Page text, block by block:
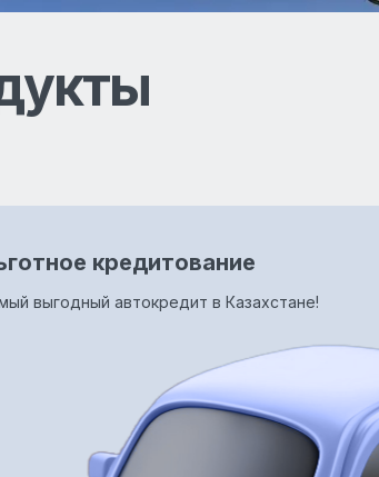
кредитование
выгодный автокредит в Казахстане!